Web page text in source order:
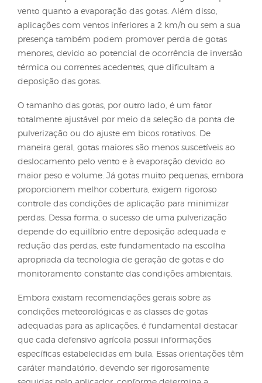
é crítica, principalmente em gotas muito
sob condições ambientais desfavoráveis.
Esses fenômenos podem levar ao controle
ineficiente, uma vez que a dose que, efetivamente,
chega ao alvo é reduzida, além do potencial de
impactos ambientais e econômicos relevantes.
exemplos de riscos associados, destacam‑se a
fitotoxicidade em culturas sensíveis, como
pomares – devido à deriva de herbicidas
áreas de cultivos extensivos – e os prejuízos em
de bicho‑da‑seda ou em áreas de apicultura,
ocorrem perdas nas aplicações de inseticidas.
As perdas por deriva e evaporação são
interação de diversos fatores, sendo dois deles os
determinantes: as condições meteorológicas no
momento da aplicação e o tamanho das gotas.
as condições meteorológicas não possam ser
controladas, é possível planejar as aplicações para
situações adversas. De maneira geral,
realizar pulverizaçõesquando a velocidade do
estiver acima de 10 km/h, atemperatura superar
umidade relativa do ar estiver abaixo de 50%